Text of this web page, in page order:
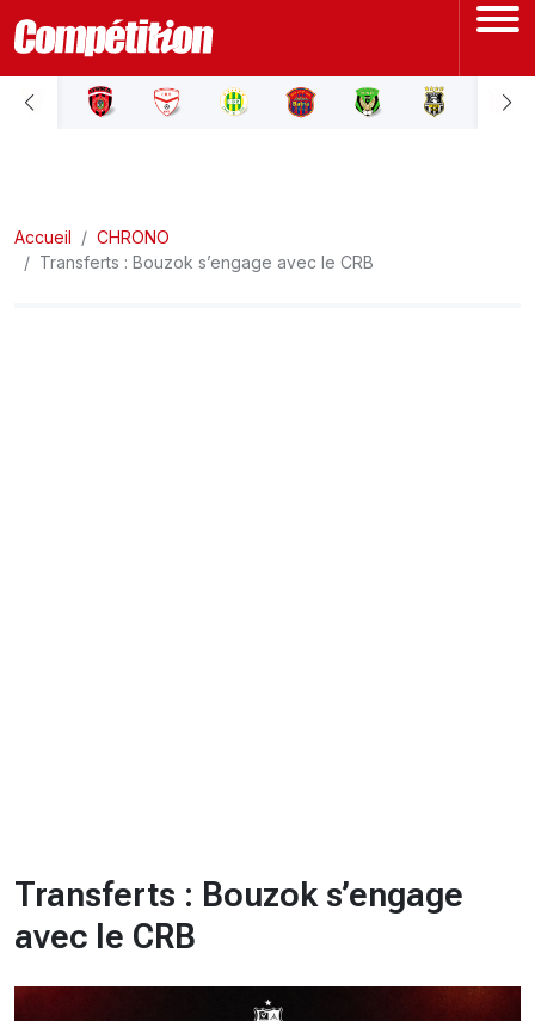
ACCUEIL
LIGUE 2
Accueil
CHRONO
Transferts : Bouzok s’engage avec le CRB
Transferts : Bouzok s’engage
avec le CRB